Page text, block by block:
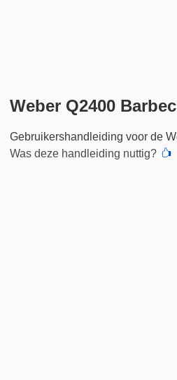
Weber Q2400
Gebruikershandleiding voor de
Was deze handleiding nuttig?